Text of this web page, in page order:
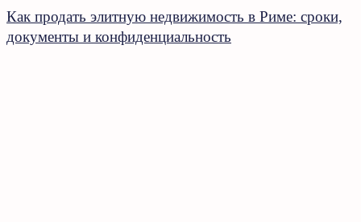
Как продать элитную недвижимость в Риме: сроки,
документы и конфиденциальность